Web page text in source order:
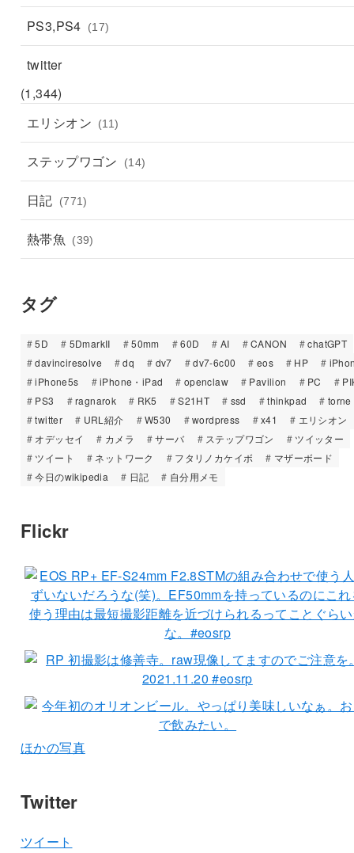
PS3,PS4 (17)
twitter
(1,344)
エリシオン
(11)
ステップワゴン (14)
日記 (771)
熱帯魚 (39)
タグ
5D 5DmarkII 50mm 60D AI CANON
chatGPT
davinciresolve
dq dv7 dv7-6c00 eos HP
iPhone5s
iPhone・iPad openclaw Pavilion PC
PS3
ragnarok RK5 S21HT ssd thinkpad
torne
twitter
URL紹介 W530 wordpress x41
エリシオン
オデッセイ
カメラ サーバ ステップワゴン
ツイッター
ツイート
ネットワーク フタリノカケイボ
マザーボード
今日のwikipedia
日記 自分用メモ
Flickr
ほかの写真
Twitter
ツイート